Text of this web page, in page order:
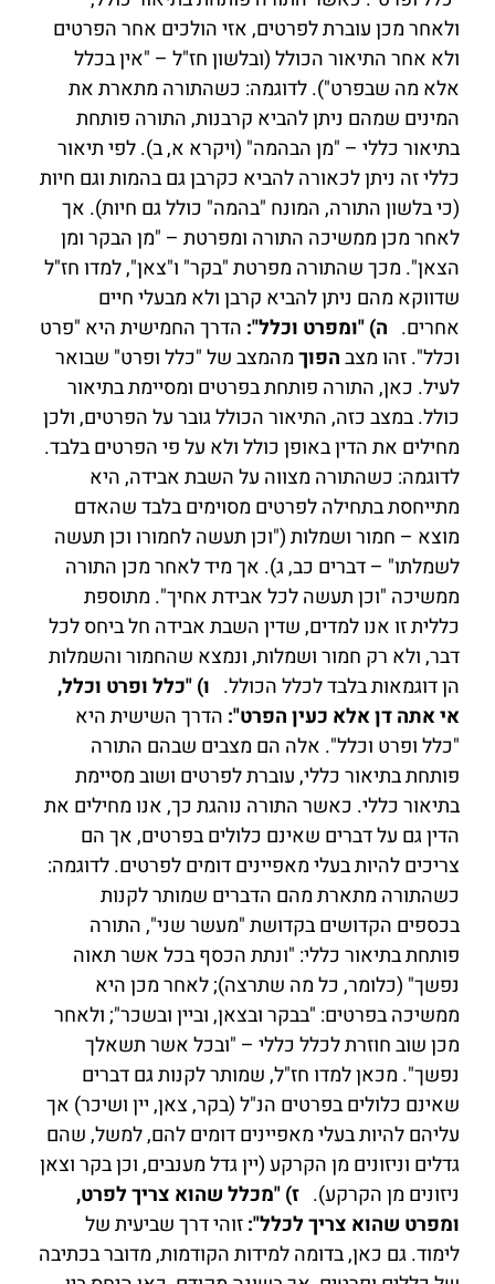
ולאחר מכן עוברת לפרטים, אזי הולכים אחר הפרטים
ולא אחר התיאור הכולל (ובלשון חז"ל – "אין בכלל
אלא מה שבפרט"). לדוגמה: כשהתורה מתארת את
המינים שמהם ניתן להביא קרבנות, התורה פותחת
בתיאור כללי – "מן הבהמה" (ויקרא א, ב). לפי תיאור
כללי זה ניתן לכאורה להביא כקרבן גם בהמות וגם חיות
(כי בלשון התורה, המונח "בהמה" כולל גם חיות). אך
לאחר מכן ממשיכה התורה ומפרטת – "מן הבקר ומן
הצאן". מכך שהתורה מפרטת "בקר" ו"צאן", למדו חז"ל
שדווקא מהם ניתן להביא קרבן ולא מבעלי חיים
אחרים. ה) "ומפרט וכלל": הדרך החמישית היא "פרט
וכלל". זהו מצבהפוךמהמצב של "כלל ופרט" שבואר
לעיל. כאן, התורה פותחת בפרטים ומסיימת בתיאור
כולל. במצב כזה, התיאור הכולל גובר על הפרטים, ולכן
מחילים את הדין באופן כולל ולא על פי הפרטים בלבד.
לדוגמה: כשהתורה מצווה על השבת אבידה, היא
מתייחסת בתחילה לפרטים מסוימים בלבד שהאדם
מוצא – חמור ושמלות ("וכן תעשה לחמורו וכן תעשה
לשמלתו" – דברים כב, ג). אך מיד לאחר מכן התורה
ממשיכה "וכן תעשה לכל אבידת אחיך". מתוספת
כללית זו אנו למדים, שדין השבת אבידה חל ביחס לכל
דבר, ולא רק חמור ושמלות, ונמצא שהחמור והשמלות
הן דוגמאות בלבד לכלל הכולל. ו) "כלל ופרט וכלל,
אי אתה דן אלא כעין הפרט": הדרך השישית היא
"כלל ופרט וכלל". אלה הם מצבים שבהם התורה
פותחת בתיאור כללי, עוברת לפרטים ושוב מסיימת
בתיאור כללי. כאשר התורה נוהגת כך, אנו מחילים את
הדין גם על דברים שאינם כלולים בפרטים, אך הם
צריכים להיות בעלי מאפיינים דומים לפרטים. לדוגמה:
כשהתורה מתארת מהם הדברים שמותר לקנות
בכספים הקדושים בקדושת "מעשר שני", התורה
פותחת בתיאור כללי: "ונתת הכסף בכל אשר תאוה
נפשך" (כלומר, כל מה שתרצה); לאחר מכן היא
ממשיכה בפרטים: "בבקר ובצאן, וביין ובשכר"; ולאחר
מכן שוב חוזרת לכלל כללי – "ובכל אשר תשאלך
נפשך". מכאן למדו חז"ל, שמותר לקנות גם דברים
שאינם כלולים בפרטים הנ"ל (בקר, צאן, יין ושיכר) אך
עליהם להיות בעלי מאפיינים דומים להם, למשל, שהם
גדלים וניזונים מן הקרקע (יין גדל מענבים, וכן בקר וצאן
ניזונים מן הקרקע).ז) "מכלל שהוא צריך לפרט,
ומפרט שהוא צריך לכלל":זוהי דרך שביעית של
לימוד. גם כאן, בדומה למידות הקודמות, מדובר בכתיבה